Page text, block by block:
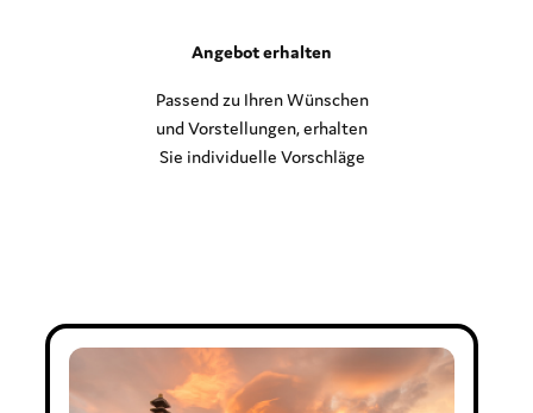
Angebot erhalten
Passend zu Ihren Wünschen
und Vorstellungen, erhalten
Sie individuelle Vorschläge